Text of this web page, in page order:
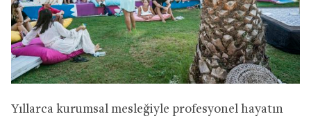
Yıllarca kurumsal mesleğiyle profesyonel hayatın